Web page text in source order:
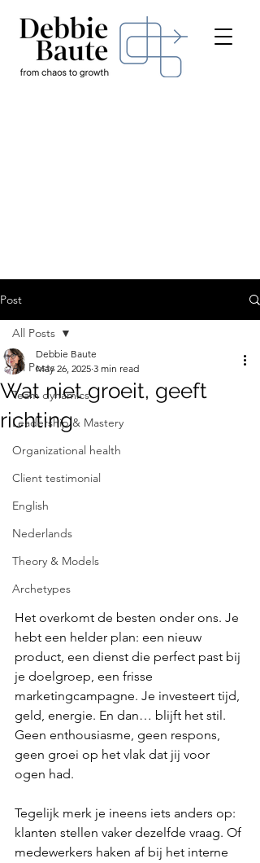
Post
All Posts
Team dynamics
Leadership & Mastery
Organizational health
Client testimonial
English
Nederlands
Theory & Models
Archetypes
All Posts
Wat niet groeit, geeft
richting
Debbie Baute
May 26, 2025 3 min read
Het overkomt de besten onder ons. Je
hebt een helder plan: een nieuw
product, een dienst die perfect past bij
je doelgroep, een frisse
marketingcampagne. Je investeert tijd,
geld, energie. En dan… blijft het stil.
Geen enthousiasme, geen respons,
geen groei op het vlak dat jij voor
ogen had.
Tegelijk merk je ineens iets anders op:
klanten stellen vaker dezelfde vraag. Of
medewerkers haken af bij het interne